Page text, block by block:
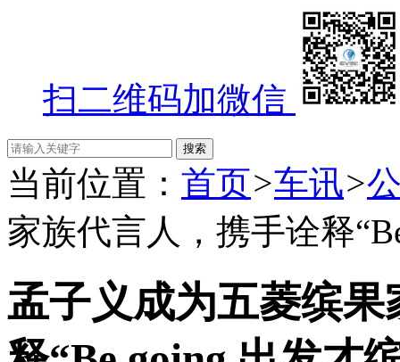
扫二维码加微信
当前位置： 首页>车讯>
家族代言人，携手诠释
孟子义成为五菱缤